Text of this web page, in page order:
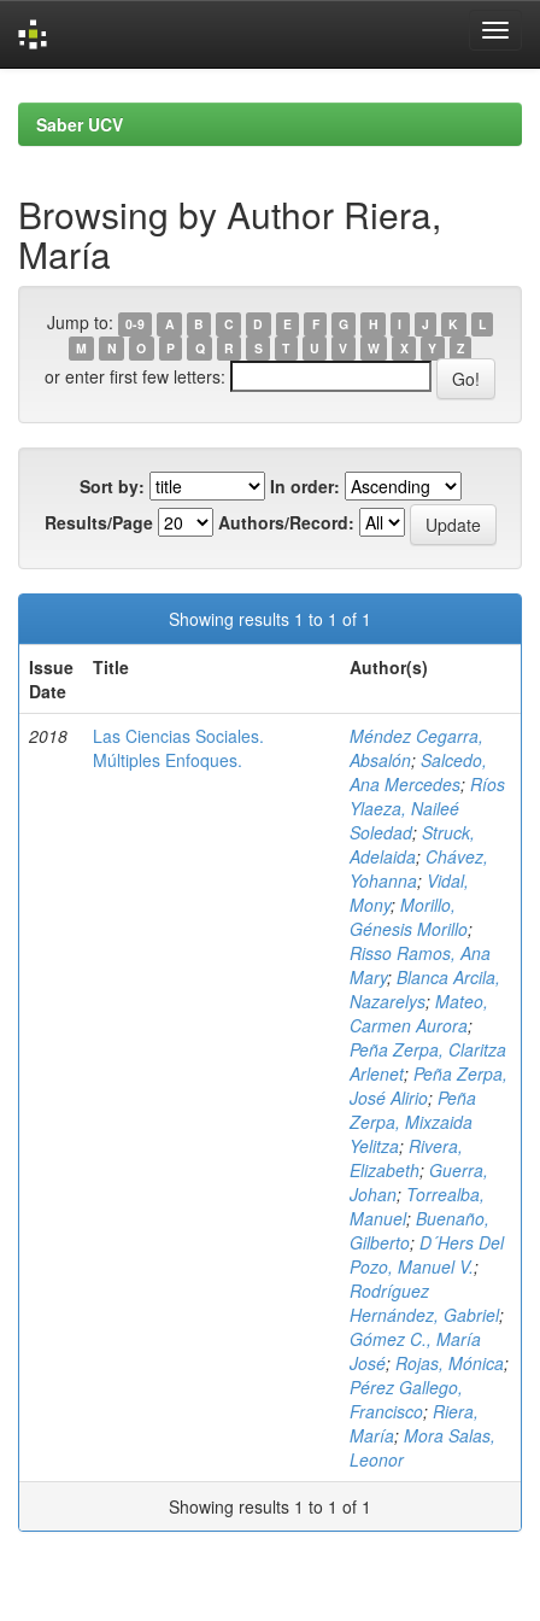
navigationSaber UCV
Browsing by Author Riera,
María
Jump to: 0-9 A B C D E F G H I J K
L
M
N O P Q R S T U V W X Y Z
or enter first few letters:
Sort by:
In order:
Results/Page
Authors/Record:
Showing results 1 to 1 of 1
Issue
Date
Title Author(s)
2018
Las Ciencias Sociales.
Múltiples Enfoques.
Méndez Cegarra,
Absalón; Salcedo,
Ana Mercedes; Ríos
Ylaeza, Naileé
Soledad; Struck,
Adelaida; Chávez,
Yohanna; Vidal,
Mony; Morillo,
Génesis Morillo;
Risso Ramos, Ana
Mary; Blanca Arcila,
Nazarelys; Mateo,
Carmen Aurora;
Peña Zerpa, Claritza
Arlenet; Peña Zerpa,
José Alirio; Peña
Zerpa, Mixzaida
Yelitza; Rivera,
Elizabeth; Guerra,
Johan; Torrealba,
Manuel; Buenaño,
Gilberto; D´Hers Del
Pozo, Manuel V.;
Rodríguez
Hernández, Gabriel;
Gómez C., María
José; Rojas, Mónica;
Pérez Gallego,
Francisco; Riera,
María; Mora Salas,
Leonor
Showing results 1 to 1 of 1